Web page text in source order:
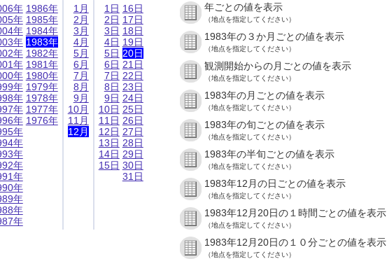
年
年
年
年
年
年
年
年
年
年
年
年
年
年
年
年
年
年
年
年
1986年
1985年
1984年
1983年
1982年
1981年
1980年
1979年
1978年
1977年
1976年
1月
2月
3月
4月
5月
6月
7月
8月
9月
10月
11月
12月
1日
2日
3日
4日
5日
6日
7日
8日
9日
10日
11日
12日
13日
14日
15日
16日
17日
18日
19日
20日
21日
22日
23日
24日
25日
26日
27日
28日
29日
30日
31日
年ごとの値を表示
（地点を指定してください）
1983年の３か月ごとの値を表示
（地点を指定してください）
観測開始からの月ごとの値を表示
（地点を指定してください）
1983年の月ごとの値を表示
（地点を指定してください）
1983年の旬ごとの値を表示
（地点を指定してください）
1983年の半旬ごとの値を表示
（地点を指定してください）
1983年12月の日ごとの値を表示
（地点を指定してください）
1983年12月20日の１時間ごとの値を表示
（地点を指定してください）
1983年12月20日の１０分ごとの値を表示
（地点を指定してください）